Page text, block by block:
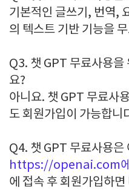
기본적인 글쓰기, 번역,
의 텍스트 기반 기능을
Q3. 챗 GPT 무료사용을
요?
아니요. 챗 GPT 무료사
도 회원가입이 가능합니
Q4. 챗 GPT 무료사용은
https://openai.com
에 접속 후 회원가입하